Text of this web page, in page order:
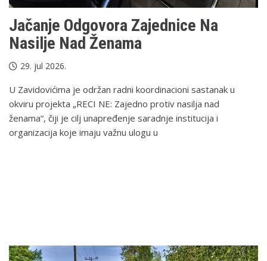
Jačanje Odgovora Zajednice Na
Nasilje Nad Ženama
29. jul 2026.
U Zavidovićima je održan radni koordinacioni sastanak u
okviru projekta „RECI NE: Zajedno protiv nasilja nad
ženama“, čiji je cilj unapređenje saradnje institucija i
organizacija koje imaju važnu ulogu u